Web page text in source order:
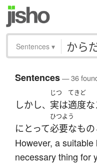
Sentences ▾
Sentences— 36
しかし、
じつ
実は
てきど
適度な
にとって
ひつよう
必要なもの
However, a
necessary thing for